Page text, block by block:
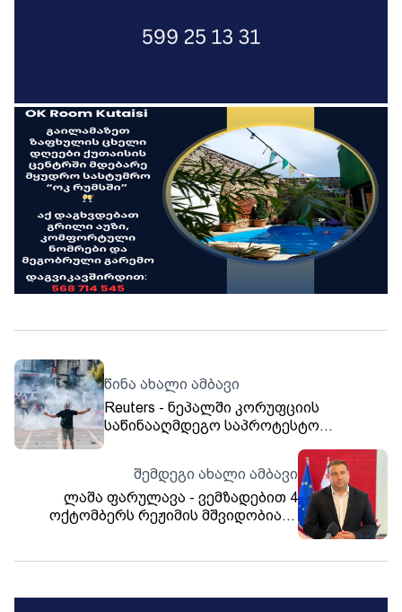
წინა ახალი ამბავი
Reuters - ნეპალში კორუფციის
საწინააღმდეგო საპროტესტო
შემდეგი ახალი ამბავი
ლაშა ფარულავა - ვემზადებით 4
ოქტომბერს რეჟიმის მშვიდობიანი